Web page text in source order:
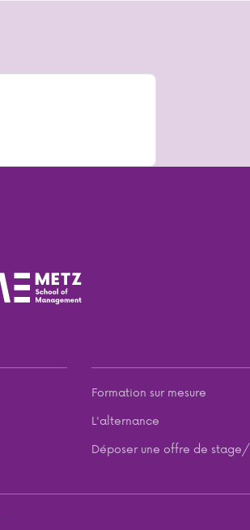
Formation sur mesure
L'alternance
Déposer une offre de